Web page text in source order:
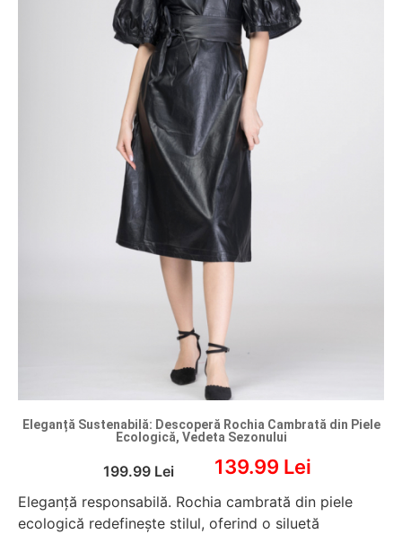
Eleganță Sustenabilă: Descoperă Rochia Cambrată din Piele
Ecologică, Vedeta Sezonului
199.99 Lei 139.99 Lei
Eleganță responsabilă. Rochia cambrată din piele
ecologică redefinește stilul, oferind o siluetă